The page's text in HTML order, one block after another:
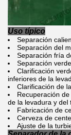
Uso típico
Separación
Separación del
Separación fría
Separación
Clarificación
inferiores de la
Clarificación de
Recuperación
de la levadura y del
Fabricación de
Cerveza de
Ajuste de la